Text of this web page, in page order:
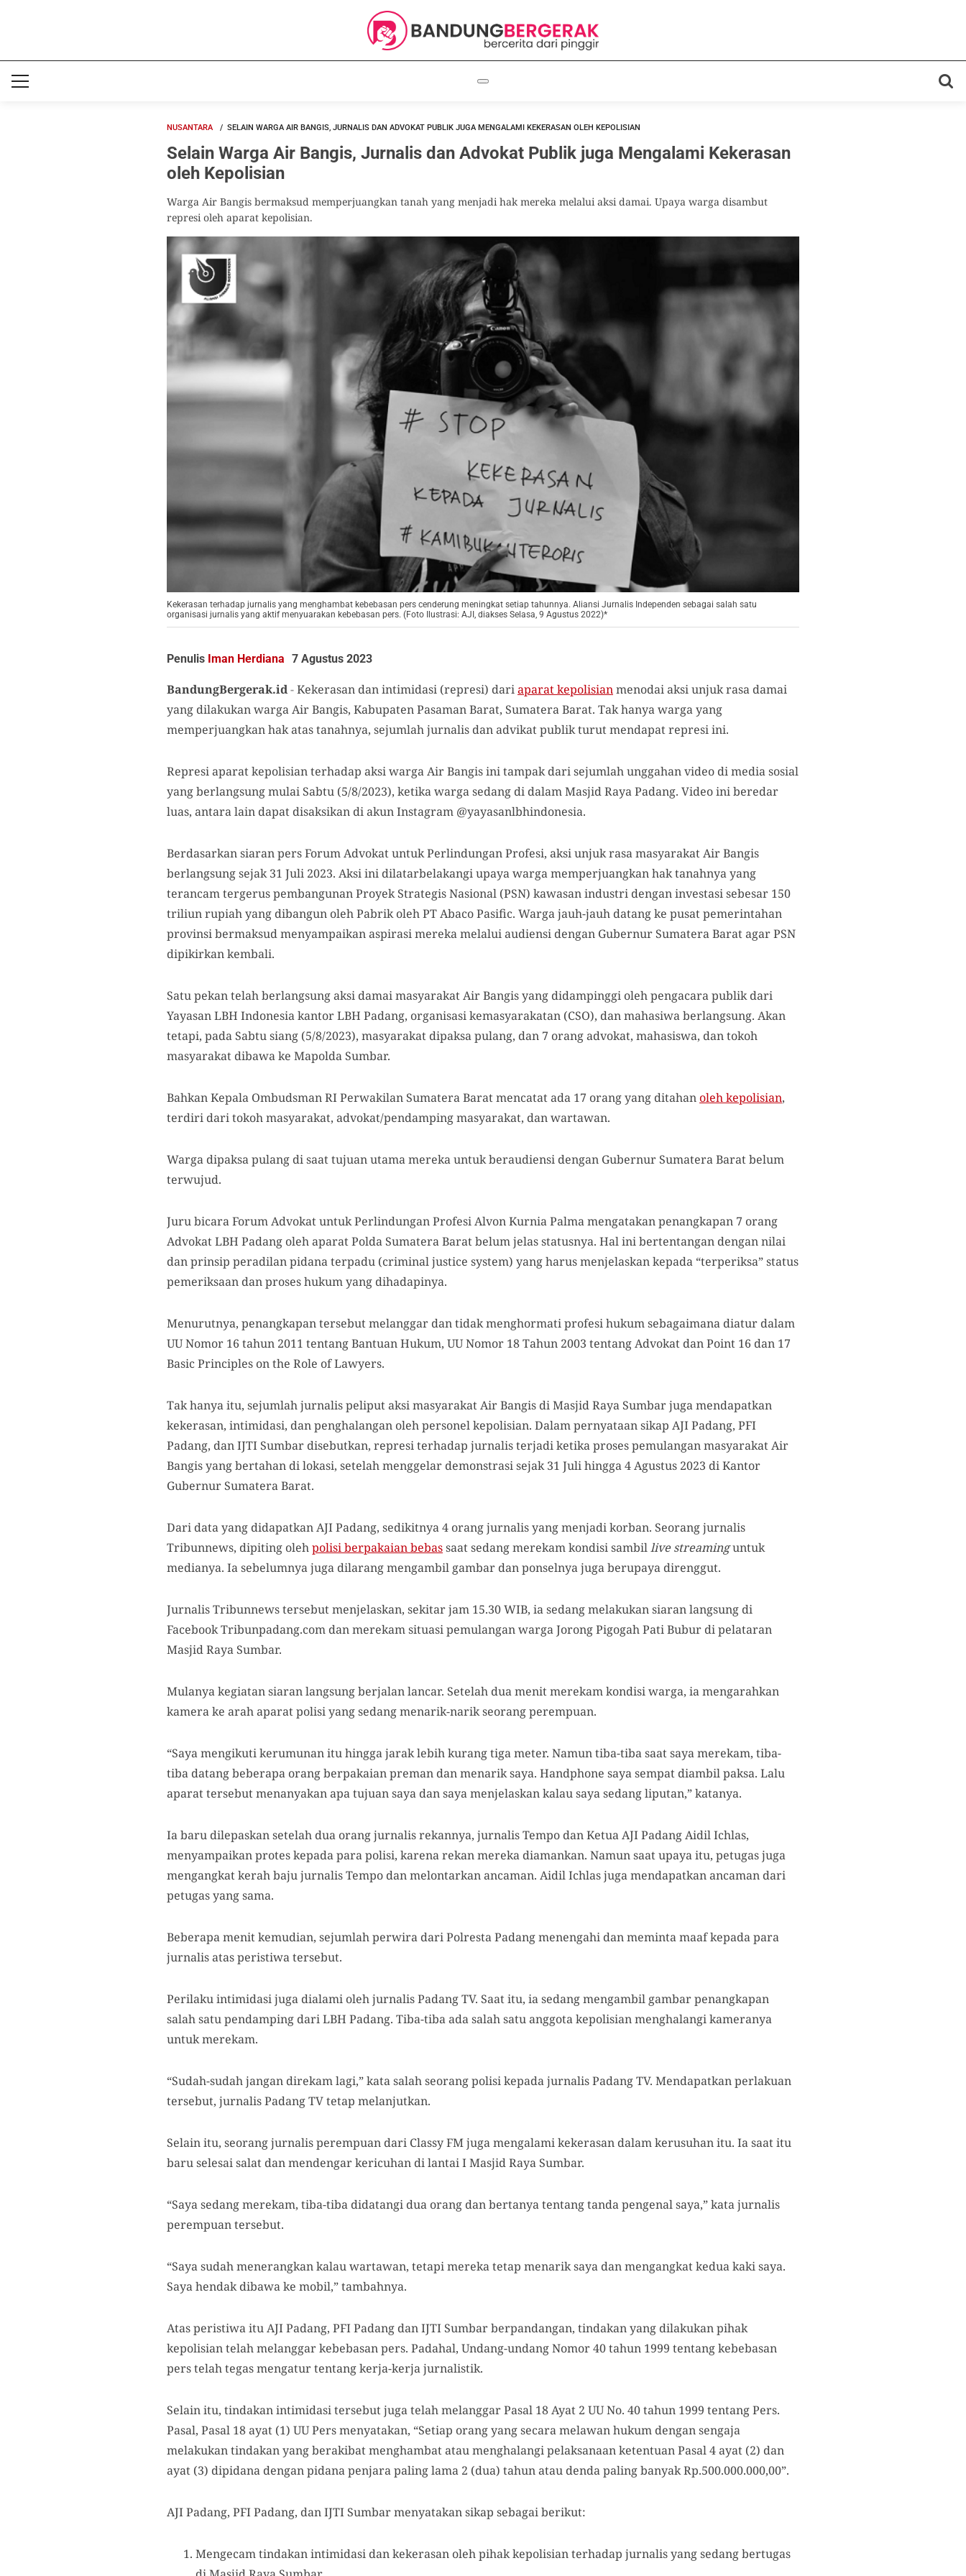
NUSANTARA SELAIN WARGA AIR BANGIS, JURNALIS DAN ADVOKAT PUBLIK JUGA MENGALAMI KEKERASAN OLEH KEPOLISIAN
Selain Warga Air Bangis, Jurnalis dan Advokat Publik juga Mengalami Kekerasan
oleh Kepolisian
Warga Air Bangis bermaksud memperjuangkan tanah yang menjadi hak mereka melalui aksi damai. Upaya warga disambut
represi oleh aparat kepolisian.
Kekerasan terhadap jurnalis yang menghambat kebebasan pers cenderung meningkat setiap tahunnya. Aliansi Jurnalis Independen sebagai salah satu
organisasi jurnalis yang aktif menyuarakan kebebasan pers. (Foto Ilustrasi: AJI, diakses Selasa, 9 Agustus 2022)*
Penulis Iman Herdiana 7 Agustus 2023
BandungBergerak.id-Kekerasan dan intimidasi (represi) dariaparat kepolisianmenodai aksi unjuk rasa damai
yang dilakukan warga Air Bangis, Kabupaten Pasaman Barat, Sumatera Barat. Tak hanya warga yang
memperjuangkan hak atas tanahnya, sejumlah jurnalis dan advikat publik turut mendapat represi ini.
Represi aparat kepolisian terhadap aksi warga Air Bangis ini tampak dari sejumlah unggahan video di media sosial
yang berlangsung mulai Sabtu (5/8/2023), ketika warga sedang di dalam Masjid Raya Padang. Video ini beredar
luas, antara lain dapat disaksikan di akun Instagram @yayasanlbhindonesia.
Berdasarkan siaran pers Forum Advokat untuk Perlindungan Profesi, aksi unjuk rasa masyarakat Air Bangis
berlangsung sejak 31 Juli 2023. Aksi ini dilatarbelakangi upaya warga memperjuangkan hak tanahnya yang
terancam tergerus pembangunan Proyek Strategis Nasional (PSN) kawasan industri dengan investasi sebesar 150
triliun rupiah yang dibangun oleh Pabrik oleh PT Abaco Pasific. Warga jauh-jauh datang ke pusat pemerintahan
provinsi bermaksud menyampaikan aspirasi mereka melalui audiensi dengan Gubernur Sumatera Barat agar PSN
dipikirkan kembali.
Satu pekan telah berlangsung aksi damai masyarakat Air Bangis yang didampinggi oleh pengacara publik dari
Yayasan LBH Indonesia kantor LBH Padang, organisasi kemasyarakatan (CSO), dan mahasiwa berlangsung. Akan
tetapi, pada Sabtu siang (5/8/2023), masyarakat dipaksa pulang, dan 7 orang advokat, mahasiswa, dan tokoh
masyarakat dibawa ke Mapolda Sumbar.
Bahkan Kepala Ombudsman RI Perwakilan Sumatera Barat mencatat ada 17 orang yang ditahanoleh kepolisian,
terdiri dari tokoh masyarakat, advokat/pendamping masyarakat, dan wartawan.
Warga dipaksa pulang di saat tujuan utama mereka untuk beraudiensi dengan Gubernur Sumatera Barat belum
terwujud.
Juru bicara Forum Advokat untuk Perlindungan Profesi Alvon Kurnia Palma mengatakan penangkapan 7 orang
Advokat LBH Padang oleh aparat Polda Sumatera Barat belum jelas statusnya. Hal ini bertentangan dengan nilai
dan prinsip peradilan pidana terpadu (criminal justice system) yang harus menjelaskan kepada “terperiksa” status
pemeriksaan dan proses hukum yang dihadapinya.
Menurutnya, penangkapan tersebut melanggar dan tidak menghormati profesi hukum sebagaimana diatur dalam
UU Nomor 16 tahun 2011 tentang Bantuan Hukum, UU Nomor 18 Tahun 2003 tentang Advokat dan Point 16 dan 17
Basic Principles on the Role of Lawyers.
Tak hanya itu, sejumlah jurnalis peliput aksi masyarakat Air Bangis di Masjid Raya Sumbar juga mendapatkan
kekerasan, intimidasi, dan penghalangan oleh personel kepolisian. Dalam pernyataan sikap AJI Padang, PFI
Padang, dan IJTI Sumbar disebutkan, represi terhadap jurnalis terjadi ketika proses pemulangan masyarakat Air
Bangis yang bertahan di lokasi, setelah menggelar demonstrasi sejak 31 Juli hingga 4 Agustus 2023 di Kantor
Gubernur Sumatera Barat.
Dari data yang didapatkan AJI Padang, sedikitnya 4 orang jurnalis yang menjadi korban. Seorang jurnalis
Tribunnews, dipiting olehpolisi berpakaian bebassaat sedang merekam kondisi sambillive streaminguntuk
medianya. Ia sebelumnya juga dilarang mengambil gambar dan ponselnya juga berupaya direnggut.
Jurnalis Tribunnews tersebut menjelaskan, sekitar jam 15.30 WIB, ia sedang melakukan siaran langsung di
Facebook Tribunpadang.com dan merekam situasi pemulangan warga Jorong Pigogah Pati Bubur di pelataran
Masjid Raya Sumbar.
Mulanya kegiatan siaran langsung berjalan lancar. Setelah dua menit merekam kondisi warga, ia mengarahkan
kamera ke arah aparat polisi yang sedang menarik-narik seorang perempuan.
“Saya mengikuti kerumunan itu hingga jarak lebih kurang tiga meter. Namun tiba-tiba saat saya merekam, tiba-
tiba datang beberapa orang berpakaian preman dan menarik saya. Handphone saya sempat diambil paksa. Lalu
aparat tersebut menanyakan apa tujuan saya dan saya menjelaskan kalau saya sedang liputan,” katanya.
Ia baru dilepaskan setelah dua orang jurnalis rekannya, jurnalis Tempo dan Ketua AJI Padang Aidil Ichlas,
menyampaikan protes kepada para polisi, karena rekan mereka diamankan. Namun saat upaya itu, petugas juga
mengangkat kerah baju jurnalis Tempo dan melontarkan ancaman. Aidil Ichlas juga mendapatkan ancaman dari
petugas yang sama.
Beberapa menit kemudian, sejumlah perwira dari Polresta Padang menengahi dan meminta maaf kepada para
jurnalis atas peristiwa tersebut.
Perilaku intimidasi juga dialami oleh jurnalis Padang TV. Saat itu, ia sedang mengambil gambar penangkapan
salah satu pendamping dari LBH Padang. Tiba-tiba ada salah satu anggota kepolisian menghalangi kameranya
untuk merekam.
“Sudah-sudah jangan direkam lagi,” kata salah seorang polisi kepada jurnalis Padang TV. Mendapatkan perlakuan
tersebut, jurnalis Padang TV tetap melanjutkan.
Selain itu, seorang jurnalis perempuan dari Classy FM juga mengalami kekerasan dalam kerusuhan itu. Ia saat itu
baru selesai salat dan mendengar kericuhan di lantai I Masjid Raya Sumbar.
“Saya sedang merekam, tiba-tiba didatangi dua orang dan bertanya tentang tanda pengenal saya,” kata jurnalis
perempuan tersebut.
“Saya sudah menerangkan kalau wartawan, tetapi mereka tetap menarik saya dan mengangkat kedua kaki saya.
Saya hendak dibawa ke mobil,” tambahnya.
Atas peristiwa itu AJI Padang, PFI Padang dan IJTI Sumbar berpandangan, tindakan yang dilakukan pihak
kepolisian telah melanggar kebebasan pers. Padahal, Undang-undang Nomor 40 tahun 1999 tentang kebebasan
pers telah tegas mengatur tentang kerja-kerja jurnalistik.
Selain itu, tindakan intimidasi tersebut juga telah melanggar Pasal 18 Ayat 2 UU No. 40 tahun 1999 tentang Pers.
Pasal, Pasal 18 ayat (1) UU Pers menyatakan, “Setiap orang yang secara melawan hukum dengan sengaja
melakukan tindakan yang berakibat menghambat atau menghalangi pelaksanaan ketentuan Pasal 4 ayat (2) dan
ayat (3) dipidana dengan pidana penjara paling lama 2 (dua) tahun atau denda paling banyak Rp.500.000.000,00”.
AJI Padang, PFI Padang, dan IJTI Sumbar menyatakan sikap sebagai berikut:
Mengecam tindakan intimidasi dan kekerasan oleh pihak kepolisian terhadap jurnalis yang sedang bertugas